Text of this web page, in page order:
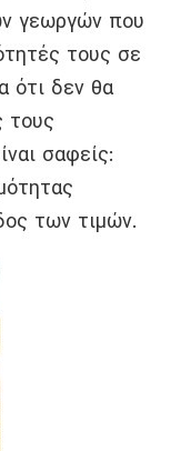
γεωργών που
τους σε
ότι δεν θα
τους
σαφείς:
των τιμών.